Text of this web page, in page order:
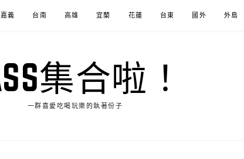
嘉義 台南 高雄 宜蘭 花蓮 台東 國外 外島
集合啦！
一群喜愛吃喝玩樂的執著份子